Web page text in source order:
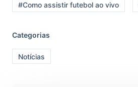
#Como assistir futebol ao vivo
Categorias
Notícias